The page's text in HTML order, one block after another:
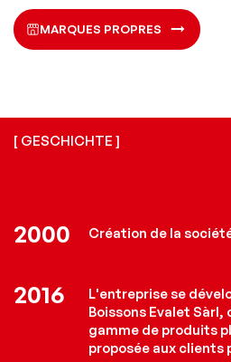
MARQUES PROPRES
[ GESCHICHTE ]
2000 Création de la
L'entreprise se
Boissons Evalet
gamme de produits
proposée aux clients
2016